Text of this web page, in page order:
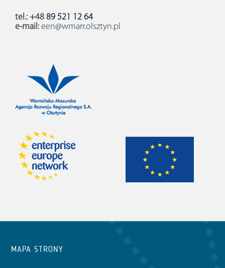
tel.: +48 89 521 12 64
e-mail: een@wmarr.olsztyn.pl
MAPA STRONY